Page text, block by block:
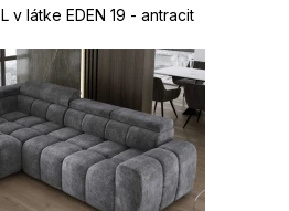
v látke EDEN 19 - antracit